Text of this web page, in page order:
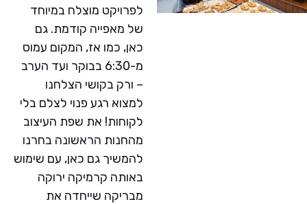
לפרויקט מוצלח במיוחד
של מאפייה קודמת. גם
כאן, כמו אז, המקום עמוס
מ-6:30 בבוקר ועד הערב
– ורק בקושי הצלחנו
למצוא רגע פנוי לצלם בלי
לקוחות! את שפת העיצוב
מהחנות הראשונה בחרנו
להמשיך גם כאן, עם שימוש
באותה קרמיקה ירוקה
מבריקה שייחדה את